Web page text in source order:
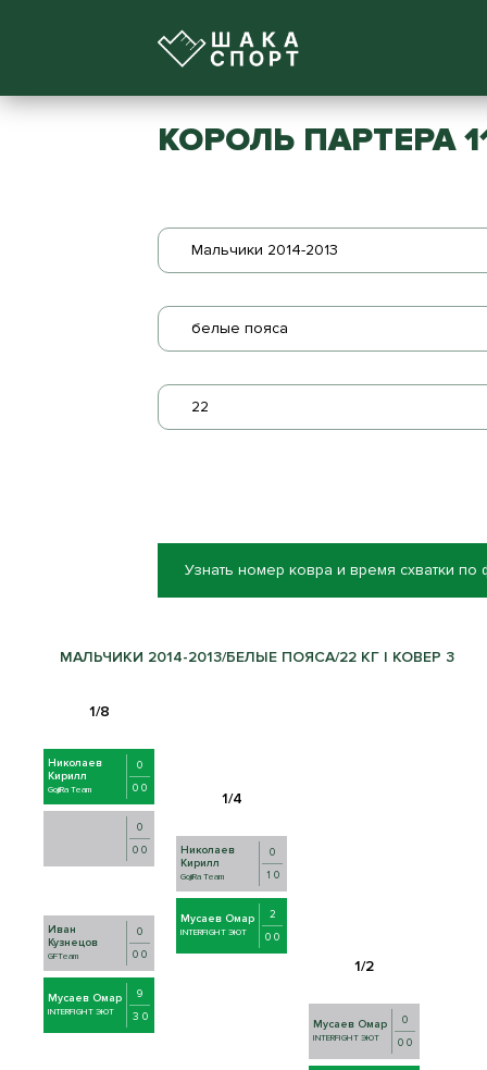
КОРОЛЬ ПАРТЕРА
Мальчики 2014-2013
белые пояса
22
Узнать номер ковра и время схватки по
МАЛЬЧИКИ 2014-2013/БЕЛЫЕ ПОЯСА/22 КГ | КОВЕР 3
Николаев
Кирилл
GojiRa Team
0
0 0
0
0 0
Иван
Кузнецов
GFTeam
0
0 0
Мусаев Омар
INTERFIGHT ЭЮТ
9
3 0
Николаев
Кирилл
GojiRa Team
0
1 0
Мусаев Омар
INTERFIGHT ЭЮТ
2
0 0
Мусаев Омар
INTERFIGHT ЭЮТ
0
0 0